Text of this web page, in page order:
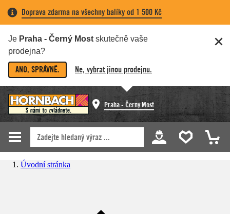
Doprava zdarma na všechny balíky od 1 500 Kč
Je Praha - Černý Most skutečně vaše
prodejna?
ANO, SPRÁVNĚ. Ne, vybrat jinou prodejnu.
Praha - Černý Most
Úvodní stránka